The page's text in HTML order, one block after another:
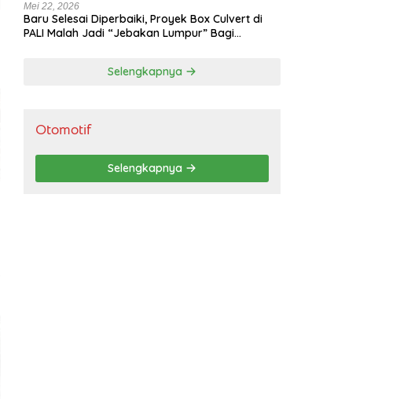
Mei 22, 2026
Baru Selesai Diperbaiki, Proyek Box Culvert di
PALI Malah Jadi “Jebakan Lumpur” Bagi
Selengkapnya
Otomotif
Selengkapnya